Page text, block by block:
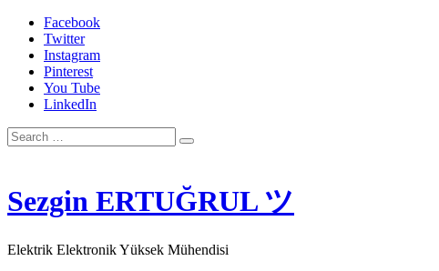
Facebook
Twitter
Instagram
Pinterest
You Tube
LinkedIn
Search
for:
Sezgin ERTUĞRUL ツ
Elektrik Elektronik Yüksek Mühendisi